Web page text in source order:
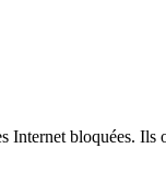
bloquées.